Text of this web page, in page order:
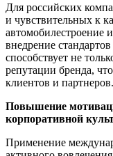
Для российских
и чувствительных к
автомобилестроение
внедрение
способствует не
репутации бренда,
клиентов и партнеров.
Повышение
корпоративной
Применение